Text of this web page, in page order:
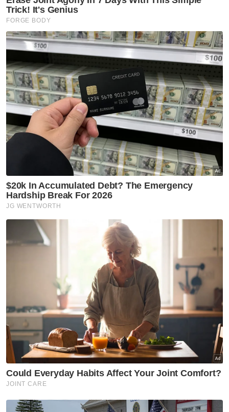
Muat turun aplikasi Sinar Harian.
Tuan Hutan
Jin
Mejar
Artikel Disyorkan
Myanmar sedia bawa pulang
5,000 pelarian dengan kapal -
Mohamad
Nasional
Tunku Osman Jewa kapal
ketiga LMSB2 TLDM
dilancarkan di Türkiye
Nasional
KGMMB beri peringatan, jangan
sosial